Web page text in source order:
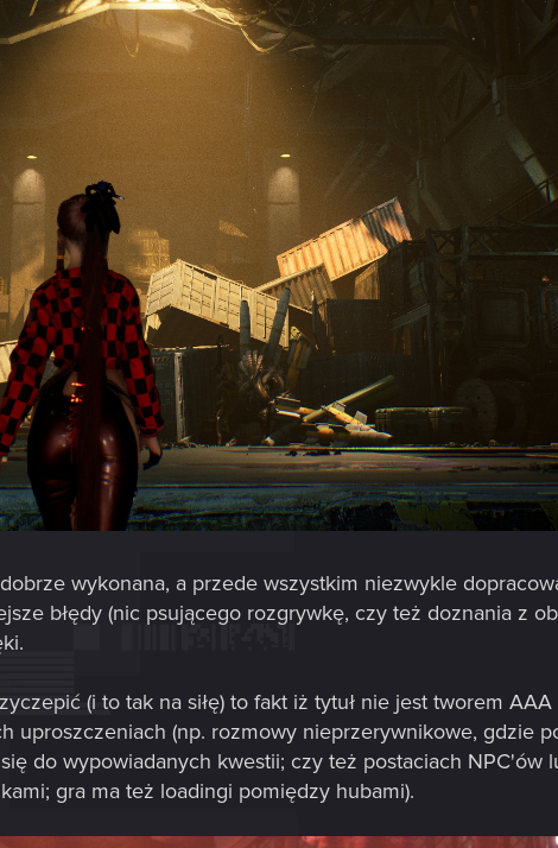
wykonana, a przede wszystkim niezwykle
błędy (nic psującego rozgrywkę, czy też doznania z
(i to tak na siłę) to fakt iż tytuł nie jest tworem
uproszczeniach (np. rozmowy nieprzerywnikowe, gdzie
do wypowiadanych kwestii; czy też postaciach NPC'ów
gra ma też loadingi pomiędzy hubami).